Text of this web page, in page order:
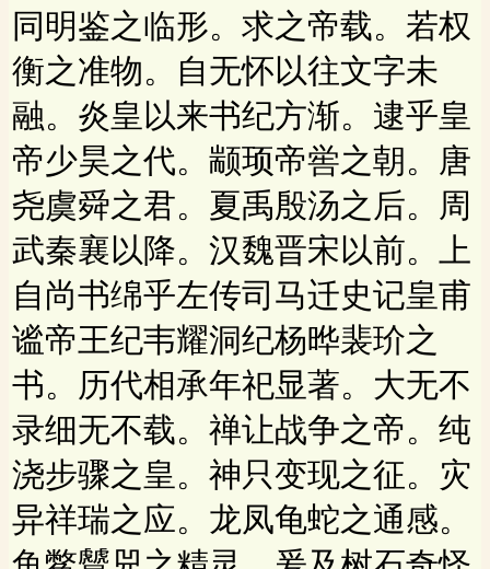
同明鉴之临形。求之帝载。若权
衡之准物。自无怀以往文字未
融。炎皇以来书纪方渐。逮乎皇
帝少昊之代。颛顼帝喾之朝。唐
尧虞舜之君。夏禹殷汤之后。周
武秦襄以降。汉魏晋宋以前。上
自尚书绵乎左传司马迁史记皇甫
谧帝王纪韦耀洞纪杨晔裴玠之
书。历代相承年祀显著。大无不
录细无不载。禅让战争之帝。纯
浇步骤之皇。神只变现之征。灾
异祥瑞之应。龙凤龟蛇之通感。